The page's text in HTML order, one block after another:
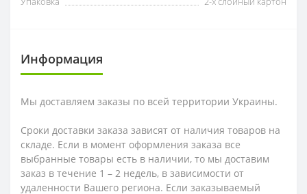
Информация
Мы доставляем заказы по всей территории Украины.
Сроки доставки заказа зависят от наличия товаров на
складе. Если в момент оформления заказа все
выбранные товары есть в наличии, то мы доставим
заказ в течение 1 – 2 недель, в зависимости от
удаленности Вашего региона. Если заказываемый